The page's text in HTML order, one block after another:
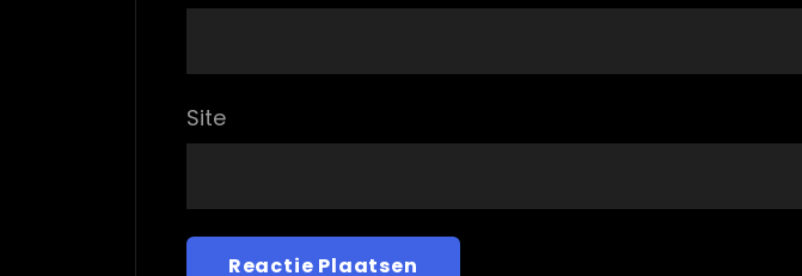
Site